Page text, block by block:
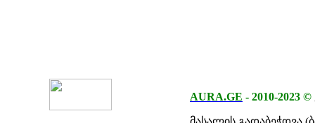
AURA.GE - 2010-2023 ©